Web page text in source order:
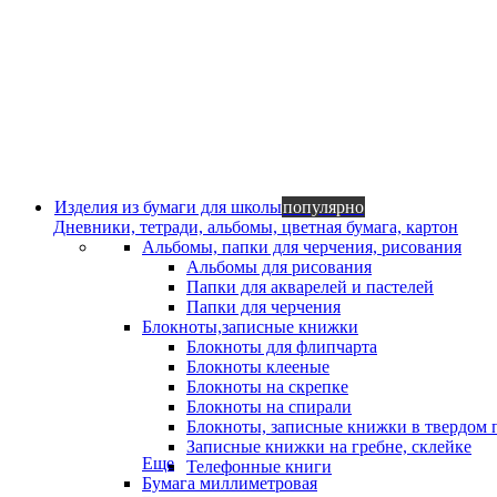
Изделия из бумаги для школыпопулярно
Дневники, тетради, альбомы, цветная бумага, картон
Альбомы, папки для черчения, рисования
Альбомы для рисования
Папки для акварелей и пастелей
Папки для черчения
Блокноты,записные книжки
Блокноты для флипчарта
Блокноты клееные
Блокноты на скрепке
Блокноты на спирали
Блокноты, записные книжки в твердом
Записные книжки на гребне, склейке
Телефонные книги
Еще
Бумага миллиметровая